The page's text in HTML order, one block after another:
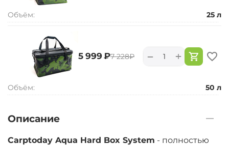
Объём: 25 л
‍5 999‍ ₽‍7 228‍₽ +
−
Объём: 50 л
Описание
Carptoday Aqua Hard Box System - полностью